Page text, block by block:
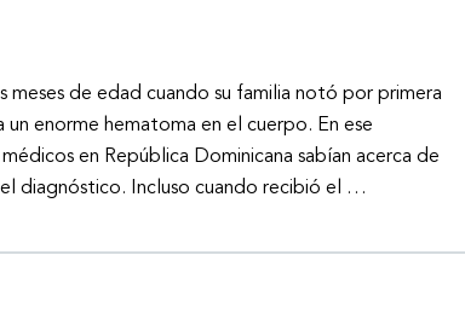
meses de edad cuando su familia notó por primera
enorme hematoma en el cuerpo. En ese
en República Dominicana sabían acerca de
diagnóstico. Incluso cuando recibió el …